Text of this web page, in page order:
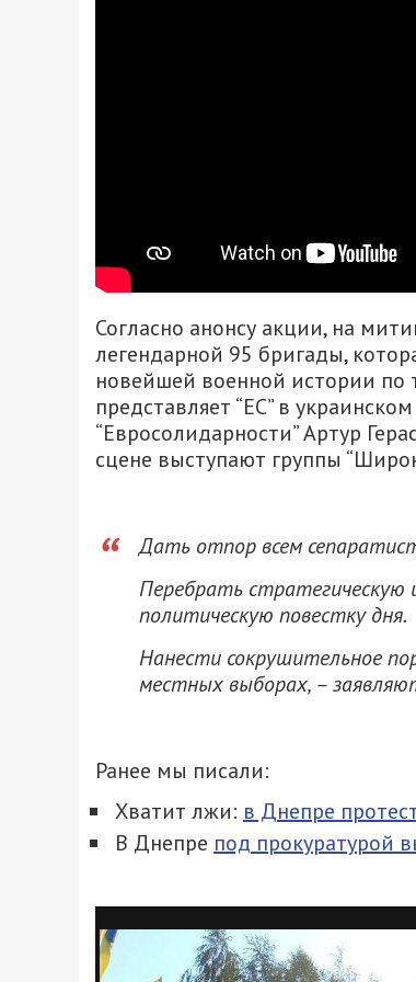
Согласно анонсу акции, на
легендарной 95 бригады,
новейшей военной истории по
представляет “ЕС” в
“Евросолидарности” Артур
сцене выступают группы
Дать отпор всем
Перебрать стратегическую
политическую повестку дня.
Нанести сокрушительное
местных выборах, –
Ранее мы писали:
Хватит лжи: в Днепре
В Днепре под прокуратурой